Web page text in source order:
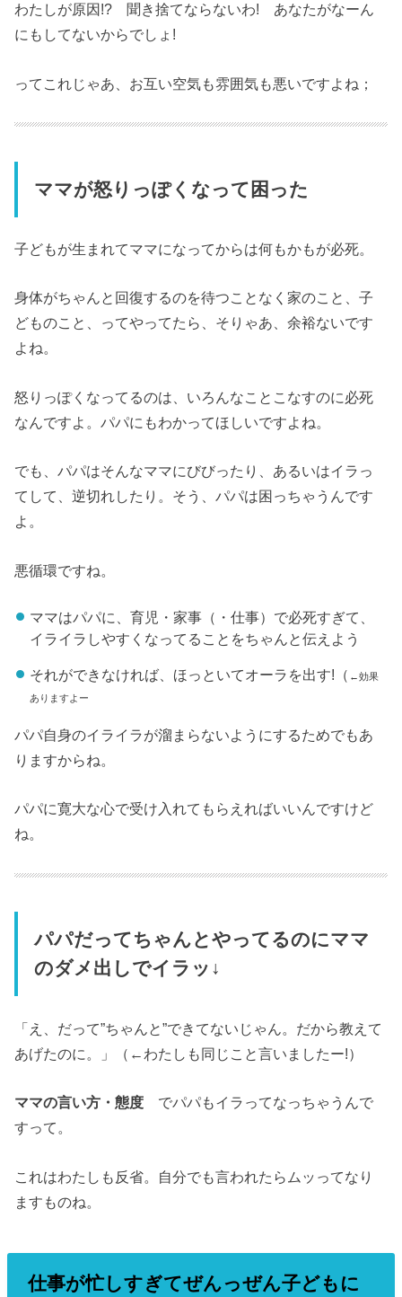
わたしが原因!? 聞き捨てならないわ! あなたがなーん
にもしてないからでしょ!
ってこれじゃあ、お互い空気も雰囲気も悪いですよね；
ママが怒りっぽくなって困った
子どもが生まれてママになってからは何もかもが必死。
身体がちゃんと回復するのを待つことなく家のこと、子
どものこと、ってやってたら、そりゃあ、余裕ないです
よね。
怒りっぽくなってるのは、いろんなことこなすのに必死
なんですよ。パパにもわかってほしいですよね。
でも、パパはそんなママにびびったり、あるいはイラっ
てして、逆切れしたり。そう、パパは困っちゃうんです
よ。
悪循環ですね。
ママはパパに、育児・家事（・仕事）で必死すぎて、
イライラしやすくなってることをちゃんと伝えよう
それができなければ、ほっといてオーラを出す!（ ←効果
ありますよー
パパ自身のイライラが溜まらないようにするためでもあ
りますからね。
パパに寛大な心で受け入れてもらえればいいんですけど
ね。
パパだってちゃんとやってるのにママ
のダメ出しでイラッ↓
「え、だって”ちゃんと”できてないじゃん。だから教えて
あげたのに。」（←わたしも同じこと言いましたー!）
ママの言い方・態度 でパパもイラってなっちゃうんで
すって。
これはわたしも反省。自分でも言われたらムッってなり
ますものね。
仕事が忙しすぎてぜんっぜん子どもに